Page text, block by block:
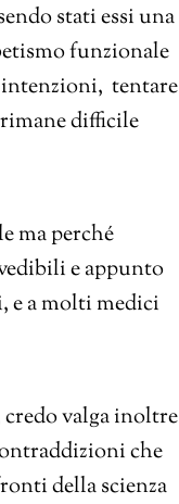
stati essi una
funzionale
intenzioni, tentare
difficile
ma perché
e appunto
e a molti medici
credo valga inoltre
che
della scienza